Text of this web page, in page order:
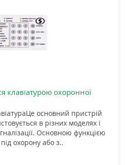
клавіатурою охоронної
основний пристрій
в різних моделях і
Основною функцією
охорону або з..